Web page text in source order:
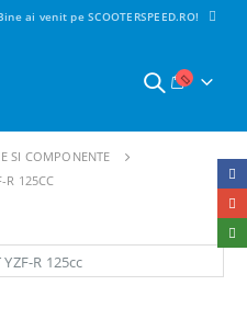
ai venit pe SCOOTERSPEED.RO!
SI COMPONENTE
R 125CC